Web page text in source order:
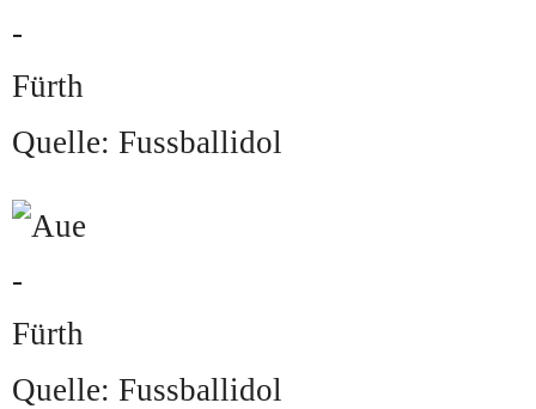
Quelle: Fussballidol
Quelle: Fussballidol